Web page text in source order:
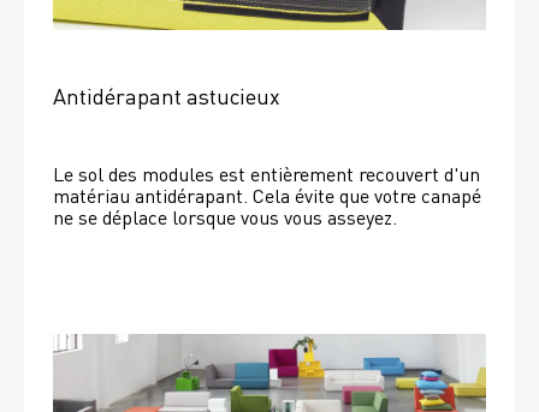
Antidérapant astucieux
Le sol des modules est entièrement recouvert d'un
matériau antidérapant. Cela évite que votre canapé
ne se déplace lorsque vous vous asseyez.